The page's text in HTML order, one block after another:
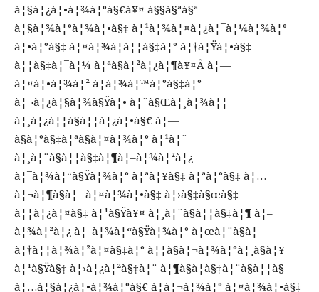
à¦§à¦¿à¦•à¦¾à¦°à§€à¥¤ à§§à§ªà§ª
à¦§à¦¾à¦°à¦¾à¦•à§‡ à¦¹à¦¾à¦¤à¦¿à¦¯à¦¼à¦¾à¦°
à¦•à¦°à§‡ à¦¤à¦¾à¦à¦¦à§‡à¦° à¦†à¦Ÿà¦•à§‡
à¦¦à§‡à¦¯à¦¼ à¦ªà§à¦²à¦¿à¦¶à¥¤Â à¦—
à¦¤à¦•à¦¾à¦² à¦­à¦¾à¦™à¦°à§‡à¦°
à¦¬à¦¿à¦§à¦¾à§Ÿà¦• à¦¨à§Œà¦¸à¦¾à¦¦
à¦¸à¦¿à¦¦à§à¦¦à¦¿à¦•à§€ à¦—
à§à¦°à§‡à¦ªà§à¦¤à¦¾à¦° à¦¹à¦¨
à¦¸à¦¨à§à¦¦à§‡à¦¶à¦–à¦¾à¦²à¦¿
à¦¯à¦¾à¦“à§Ÿà¦¾à¦° à¦ªà¦¥à§‡ à¦ªà¦°à§‡ à¦…
à¦¬à¦¶à§à¦¯ à¦¤à¦¾à¦•à§‡ à¦›à§‡à§œà§‡
à¦¦à¦¿à¦¤à§‡ à¦¹à§Ÿà¥¤ à¦¸à¦¨à§à¦¦à§‡à¦¶ à¦–
à¦¾à¦²à¦¿ à¦¯à¦¾à¦“à§Ÿà¦¾à¦° à¦œà¦¨à§à¦¯
à¦†à¦¦à¦¾à¦²à¦¤à§‡à¦° à¦¦à§à¦¬à¦¾à¦°à¦¸à§à¦¥
à¦¹à§Ÿà§‡ à¦›à¦¿à¦²à§‡à¦¨ à¦¶à§à¦­à§‡à¦¨à§à¦¦à§
à¦…à¦§à¦¿à¦•à¦¾à¦°à§€ à¦à¦¬à¦¾à¦° à¦¤à¦¾à¦•à§‡